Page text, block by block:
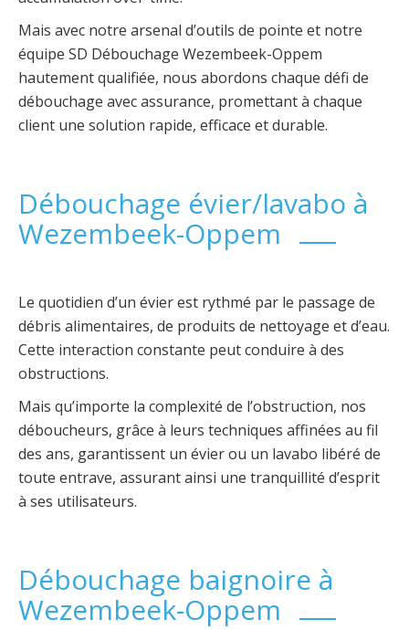
Mais avec notre arsenal d’outils de pointe et notre
équipe SD Débouchage Wezembeek-Oppem
hautement qualifiée, nous abordons chaque défi de
débouchage avec assurance, promettant à chaque
client une solution rapide, efficace et durable.
Débouchage évier/lavabo à
Wezembeek-Oppem
Le quotidien d’un évier est rythmé par le passage de
débris alimentaires, de produits de nettoyage et d’eau.
Cette interaction constante peut conduire à des
obstructions.
Mais qu’importe la complexité de l’obstruction, nos
déboucheurs, grâce à leurs techniques affinées au fil
des ans, garantissent un évier ou un lavabo libéré de
toute entrave, assurant ainsi une tranquillité d’esprit
à ses utilisateurs.
Débouchage baignoire à
Wezembeek-Oppem